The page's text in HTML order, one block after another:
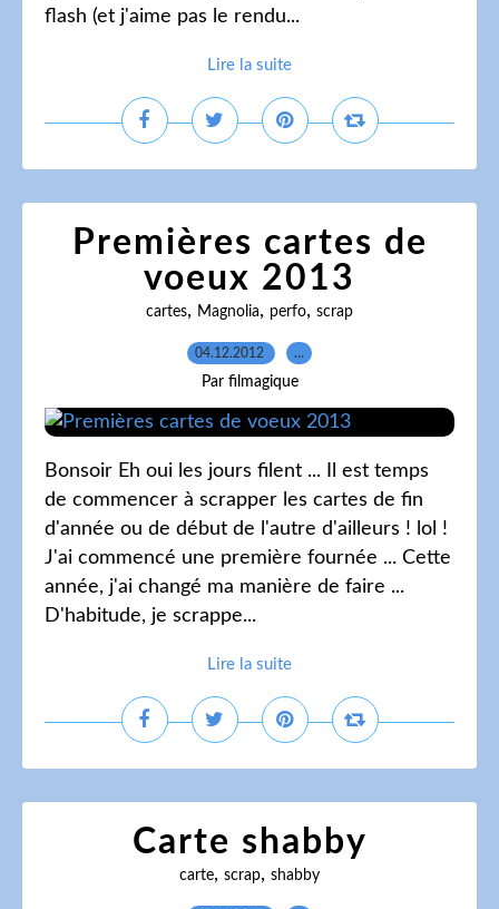
flash (et j'aime pas le rendu...
Lire la suite
Premières cartes de
voeux 2013
cartes, Magnolia, perfo, scrap
04.12.2012 …
Par filmagique
Bonsoir Eh oui les jours filent ... Il est temps
de commencer à scrapper les cartes de fin
d'année ou de début de l'autre d'ailleurs ! lol !
J'ai commencé une première fournée ... Cette
année, j'ai changé ma manière de faire ...
D'habitude, je scrappe...
Lire la suite
Carte shabby
carte, scrap, shabby